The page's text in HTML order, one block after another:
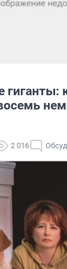
гиганты:
2 016